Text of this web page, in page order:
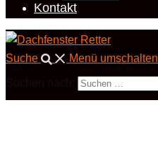
Kontakt
Suche Menü umschalten